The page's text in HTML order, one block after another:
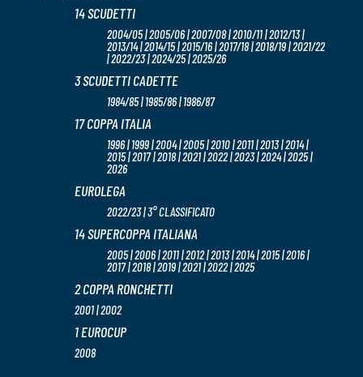
14 SCUDETTI
2004/05 | 2005/06 | 2007/08 | 2010/11 | 2012/13 |
2013/14 | 2014/15 | 2015/16 | 2017/18 | 2018/19 | 2021/22
| 2022/23 | 2024/25 | 2025/26
3 SCUDETTI CADETTE
1984/85 | 1985/86 | 1986/87
17 COPPA ITALIA
1996 | 1999 | 2004 | 2005 | 2010 | 2011 | 2013 | 2014 |
2015 | 2017 | 2018 | 2021 | 2022 | 2023 | 2024 | 2025 |
2026
EUROLEGA
2022/23 | 3° CLASSIFICATO
14 SUPERCOPPA ITALIANA
2005 | 2006 | 2011 | 2012 | 2013 | 2014 | 2015 | 2016 |
2017 | 2018 | 2019 | 2021 | 2022 | 2025
2 COPPA RONCHETTI
2001 | 2002
1 EUROCUP
2008